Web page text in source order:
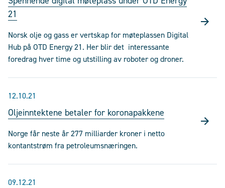
21
Norsk olje og gass er vertskap for møteplassen Digital
Hub på OTD Energy 21. Her blir det interessante
foredrag hver time og utstilling av roboter og droner.
12.10.21
Oljeinntektene betaler for koronapakkene
Norge får neste år 277 milliarder kroner i netto
kontantstrøm fra petroleumsnæringen.
09.12.21